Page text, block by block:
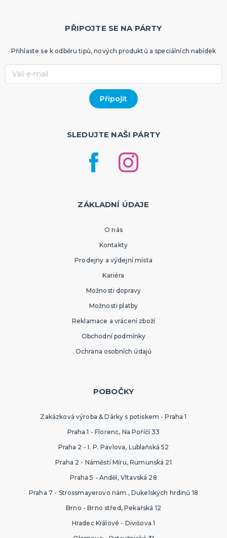
PŘIPOJTE SE NA PÁRTY
Přihlaste se k odběru tipů, nových produktů a speciálních nabídek
SLEDUJTE NAŠI PÁRTY
ZÁKLADNÍ ÚDAJE
O nás
Kontakty
Prodejny a výdejní místa
Kariéra
Možnosti dopravy
Možnosti platby
Reklamace a vrácení zboží
Obchodní podmínky
Ochrana osobních údajů
POBOČKY
Zakázková výroba & Dárky s potiskem - Praha 1
Praha 1 - Florenc, Na Poříčí 33
Praha 2 - I. P. Pavlova, Lublaňská 52
Praha 2 - Náměstí Míru, Rumunská 21
Praha 5 - Anděl, Vltavská 28
Praha 7 - Strossmayerovo nám., Dukelských hrdinů 18
Brno - Brno střed, Pekařská 12
Hradec Králové - Divišova 1